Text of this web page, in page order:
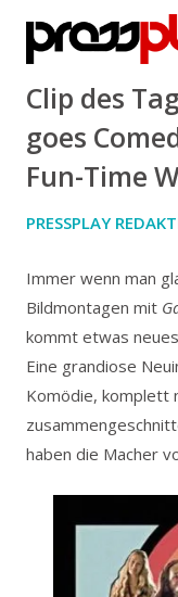
Clip des
goes
Fun-Time
PRESSPLAY
Immer wenn man
Bildmontagen mit
kommt etwas
Eine grandiose
Komödie, komplett
haben die Macher